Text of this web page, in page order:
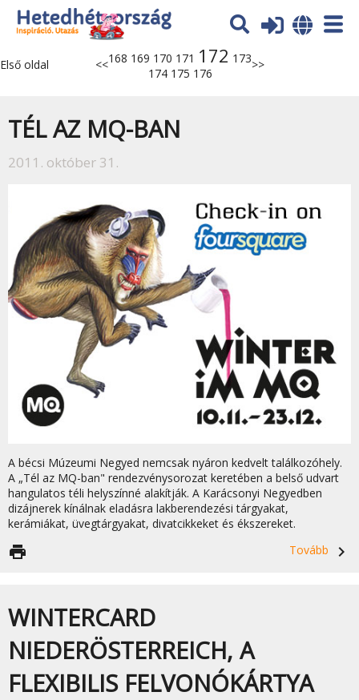
Első oldal <<168 169 170 171 172 173
174 175 176
>>
TÉL AZ MQ-BAN
2011. október 31.
A bécsi Múzeumi Negyed nemcsak nyáron kedvelt találkozóhely.
A „Tél az MQ-ban" rendezvénysorozat keretében a belső udvart
hangulatos téli helyszínné alakítják. A Karácsonyi Negyedben
dizájnerek kínálnak eladásra lakberendezési tárgyakat,
kerámiákat, üvegtárgyakat, divatcikkeket és ékszereket.
Tovább
navigate_next
print
WINTERCARD
NIEDERÖSTERREICH, A
FLEXIBILIS FELVONÓKÁRTYA